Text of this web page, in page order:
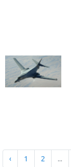
‹ 1 2 ...